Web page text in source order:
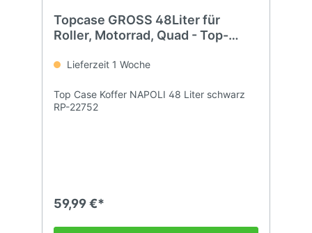
Topcase GROSS 48Liter für
Roller, Motorrad, Quad - Top-
Lieferzeit 1 Woche
Top Case Koffer NAPOLI 48 Liter schwarz
RP-22752
59,99 €*